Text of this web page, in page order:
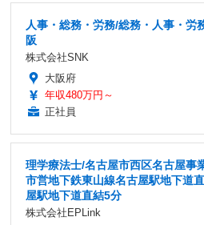
人事・総務・労務/総務・人事・労
阪
株式会社SNK
大阪府
年収480万円～
正社員
理学療法士/名古屋市西区名古屋事
市営地下鉄東山線名古屋駅地下道
屋駅地下道直結5分
株式会社EPLink